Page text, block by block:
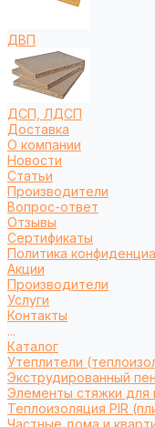
ДВП
ДСП, ЛДСП
Доставка
О компании
Новости
Статьи
Производители
Вопрос-ответ
Отзывы
Сертификаты
Политика
Акции
Производители
Услуги
Контакты
...
Каталог
Утеплители
Экструдированный
Элементы стяжки для
Теплоизоляция PIR
Частные дома и